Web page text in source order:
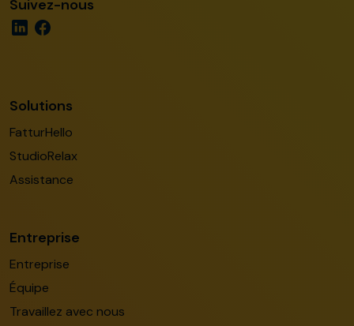
Suivez-nous
Solutions
FatturHello
StudioRelax
Assistance
Entreprise
Entreprise
Équipe
Travaillez avec nous